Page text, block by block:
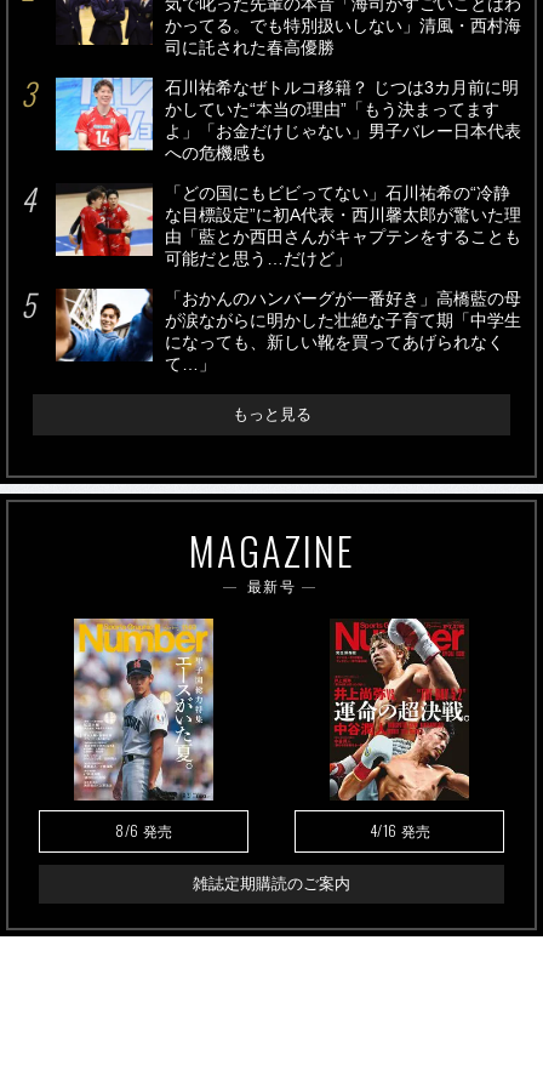
気で叱った先輩の本音「海司がすごいことはわ
かってる。でも特別扱いしない」清風・西村海
司に託された春高優勝
石川祐希なぜトルコ移籍？ じつは3カ月前に明
かしていた“本当の理由”「もう決まってます
よ」「お金だけじゃない」男子バレー日本代表
への危機感も
「どの国にもビビってない」石川祐希の“冷静
な目標設定”に初A代表・西川馨太郎が驚いた理
由「藍とか西田さんがキャプテンをすることも
可能だと思う…だけど」
「おかんのハンバーグが一番好き」高橋藍の母
が涙ながらに明かした壮絶な子育て期「中学生
になっても、新しい靴を買ってあげられなく
て…」
もっと見る
MAGAZINE
最新号
8/6 発売 4/16 発売
雑誌定期購読のご案内